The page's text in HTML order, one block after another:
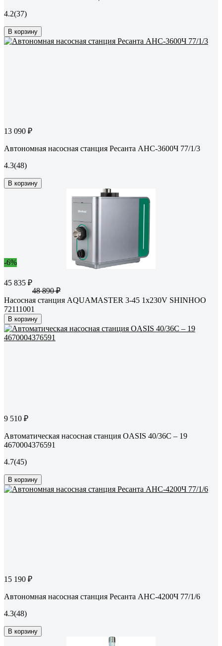
4.2(37)
В корзину
13 090 ₽
Автономная насосная станция Ресанта АНС-3600Ч 77/1/3
4.3(48)
В корзину
-6%
45 835 ₽
48 890 ₽
Насосная станция AQUAMASTER 3-45 1x230V SHINHOO
72111001
В корзину
9 510 ₽
Автоматическая насосная станция OASIS 40/36C – 19
4670004376591
4.7(45)
В корзину
15 190 ₽
Автономная насосная станция Ресанта АНС-4200Ч 77/1/6
4.3(48)
В корзину